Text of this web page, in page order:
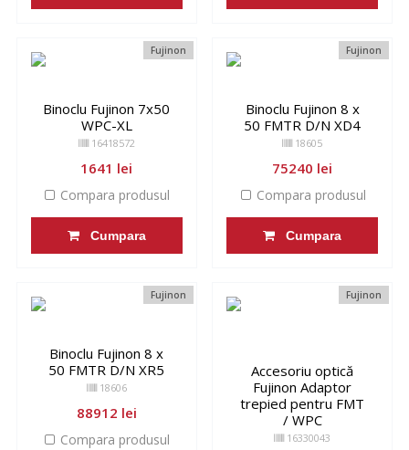
Fujinon
Binoclu Fujinon 7x50
WPC-XL
16418572
1641 lei
Compara produsul
Cumpara
Fujinon
Binoclu Fujinon 8 x
50 FMTR D/N XD4
18605
75240 lei
Compara produsul
Cumpara
Fujinon
Binoclu Fujinon 8 x
50 FMTR D/N XR5
18606
88912 lei
Compara produsul
Fujinon
Accesoriu optică
Fujinon Adaptor
trepied pentru FMT
/ WPC
16330043